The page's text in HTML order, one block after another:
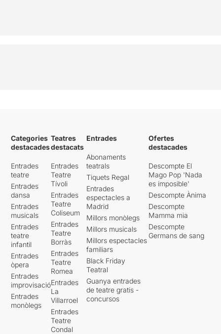
Categories
destacades
Entrades
teatre
Entrades
dansa
Entrades
musicals
Entrades
teatre
infantil
Entrades
òpera
Entrades
improvisació
Entrades
monòlegs
Teatres
destacats
Entrades
Teatre
Tívoli
Entrades
Teatre
Coliseum
Entrades
Teatre
Borràs
Entrades
Teatre
Romea
Entrades
La
Villarroel
Entrades
Teatre
Condal
Entrades
Abonaments
teatrals
Tiquets Regal
Entrades
espectacles a
Madrid
Millors monòlegs
Millors musicals
Millors espectacles
familiars
Black Friday
Teatral
Guanya entrades
de teatre gratis -
concursos
Ofertes
destacades
Descompte El
Mago Pop 'Nada
es imposible'
Descompte Ànima
Descompte
Mamma mia
Descompte
Germans de sang